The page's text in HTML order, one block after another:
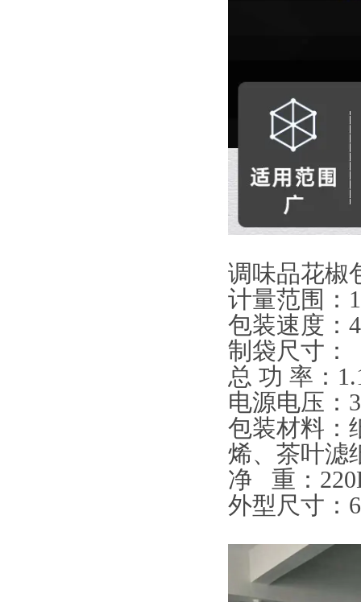
调味品花椒
计量范围：
包装速度：
制袋尺寸：
总 功 率：
电源电压
包装材料：
烯、茶叶滤
净 重：
外型尺寸：